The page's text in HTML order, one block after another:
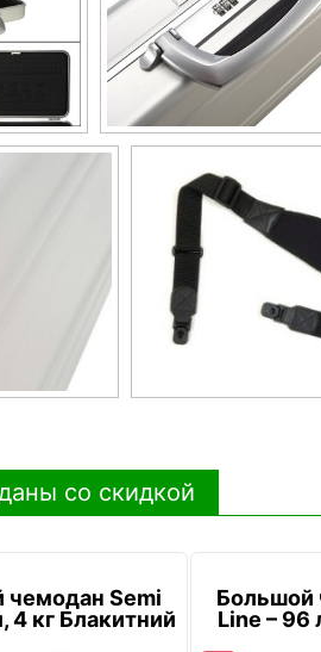
со скидкой
чемодан Semi
4 кг Блакитний
Большой
Line – 96